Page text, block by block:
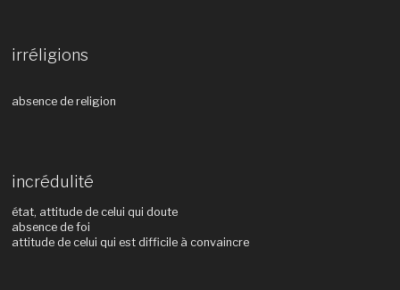
irréligions
absence de religion
incrédulité
état, attitude de celui qui doute
absence de foi
attitude de celui qui est difficile à convaincre